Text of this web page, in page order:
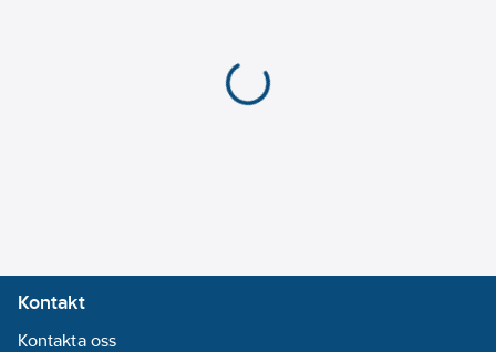
Kontakt
Kontakta oss